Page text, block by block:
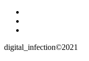
digital_infection©2021